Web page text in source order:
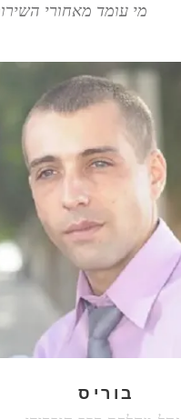
מי עומד מאחורי
בוריס